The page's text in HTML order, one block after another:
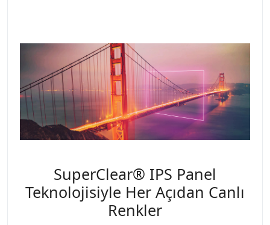
SuperClear® IPS Panel
Teknolojisiyle Her Açıdan Canlı
Renkler